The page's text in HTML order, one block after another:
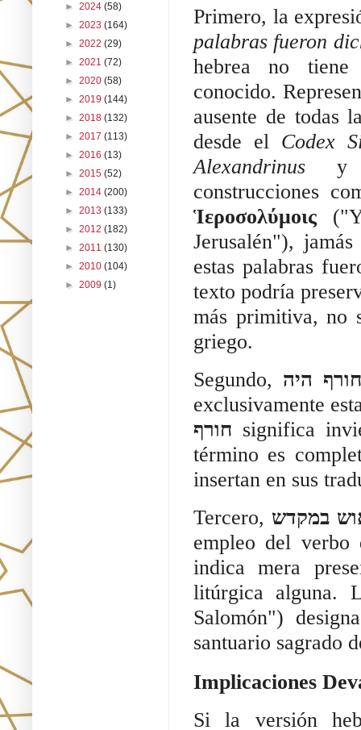
Primero, la
palabras fueron
hebrea no tiene
conocido.
ausente de todas
desde el Codex
Alexandrinus
construcciones
Ἱεροσολύμοις
Jerusalén"),
estas palabras
texto podría
más primitiva, no
griego.
Segundo, היה
exclusivamente
חורף significa
término es
insertan en sus
Tercero, במקדש
empleo del
indica mera
litúrgica alguna.
Salomón")
santuario sagrado
Implicaciones
Si la versión
► 2024 (58)
► 2023 (164)
► 2022 (29)
► 2021 (72)
► 2020 (58)
► 2019 (144)
► 2018 (132)
► 2017 (113)
► 2016 (13)
► 2015 (52)
► 2014 (200)
► 2013 (133)
► 2012 (182)
► 2011 (130)
► 2010 (104)
► 2009 (1)